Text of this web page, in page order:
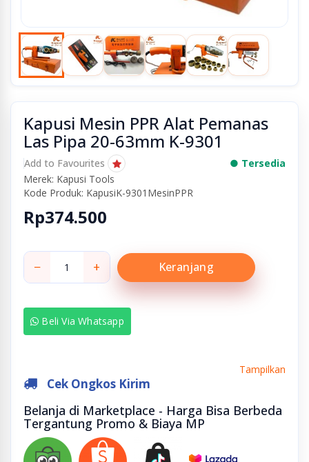
Kapusi Mesin PPR Alat Pemanas
Las Pipa 20-63mm K-9301
Add to Favourites
● Tersedia
Merek: Kapusi Tools
Kode Produk: KapusiK-9301MesinPPR
Rp374.500
− + Keranjang
Beli Via Whatsapp
Cek Ongkos Kirim
Tampilkan
Belanja di Marketplace - Harga Bisa Berbeda
Tergantung Promo & Biaya MP